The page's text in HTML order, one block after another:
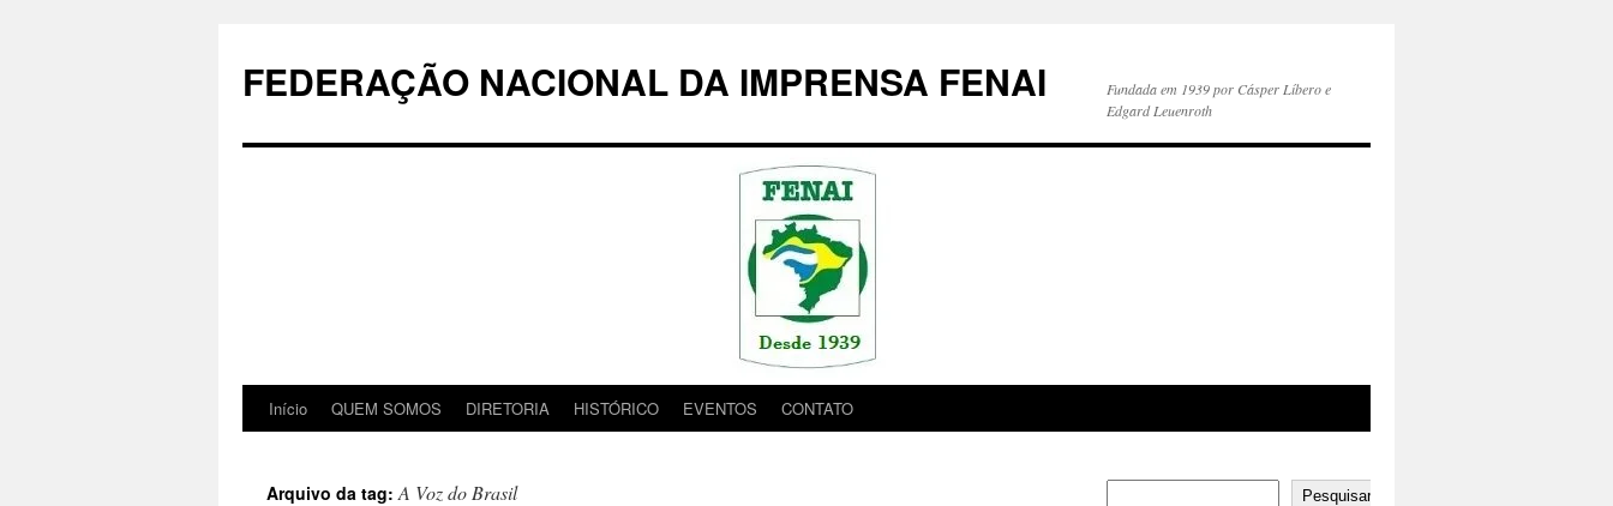
conteúdo
FEDERAÇÃO NACIONAL DA IMPRENSA FENAI
Fundada em 1939 por Cásper Líbero e
Edgard Leuenroth
Início QUEM SOMOS DIRETORIA HISTÓRICO EVENTOS CONTATO
Arquivo da tag:A Voz do Brasil Pesquisar